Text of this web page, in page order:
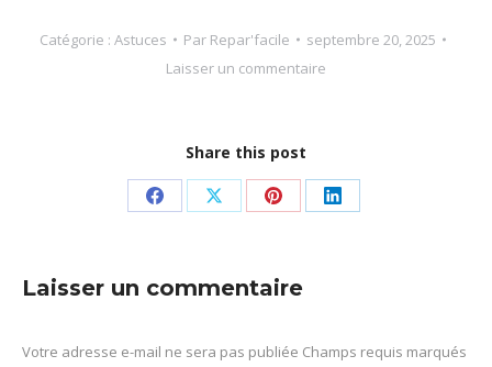
Catégorie : Astuces Par Repar'facile
septembre 20, 2025
Laisser un commentaire
Share this post
PartagerPartagerPartager
Pinterest
Partager
Laisser un commentaire
Votre adresse e-mail ne sera pas publiée Champs requis marqués